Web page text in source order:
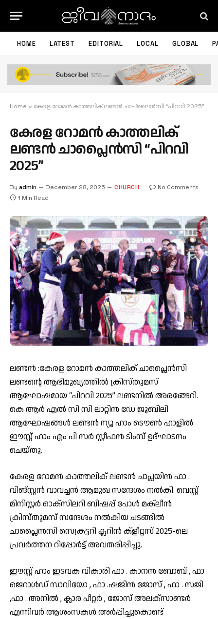
HOME LATEST EDITORIAL LOCAL GLOBAL
Home » കേരള റോമൻ കാത്തലിക് ലണ്ടൻ ചാപ്ലൈൻസി “പിറവി 2025”
കേരള റോമൻ കാത്തലിക്
ലണ്ടൻ ചാപ്ലൈൻസി “പിറവി
2025”
By admin December 28, 2025 CHURCH
No Comments
1 Min Read
ലണ്ടൻ :കേരള റോമൻ കാത്തലിക് ചാപ്ലൈൻസി
ലണ്ടന്റെ ആഭിമുഖ്യത്തിൽ ക്രിസ്തുമസ്
ആഘോഷമായ “പിറവി 2025” ലണ്ടനിൽ അരങ്ങേറി.
കെ ആർ എൽ സി സി ലാറ്റിൻ ഡേ ജൂബിലി
ആഘോഷങ്ങൾ ലണ്ടൻ ന്യൂ ഹാം ടൌൺ ഹാളിൽ
ഈസ്റ്റ് ഹാം എം പി സർ സ്റ്റീഫൻ ടിംസ് ഉദ്‌ഘാടനം
ചെയ്തു.
കേരള റോമൻ കാത്തലിക് ലണ്ടൻ ചാപ്ലയിൻ ഫാ .
വിങ്സ്റ്റൻ വാവച്ചൻ ആമുഖ സന്ദേശം നൽകി. വെസ്റ്റ്
മിനിസ്റ്റർ ഓക്സിലറി ബിഷപ്പ് പോൾ മക്‌ലീൻ
ക്രിസ്തുമസ് സന്ദേശം നൽകിയ ചടങ്ങിൽ
ചാപ്ലൈൻസി സെക്രട്ടറി ക്ലറിൻ ക്‌ളീറ്റസ് 2025-ലെ
പ്രവർത്തന റിപ്പോർട്ട് അവതരിപ്പിച്ചു.
ഈസ്റ്റ് ഹാം ഇടവക വികാരി ഫാ . കാനൻ ബോബ് , ഫാ .
ജെറാൾഡ് സാവിയോ , ഫാ .ഷജിൻ ജോസ് , ഫാ . സജി
,ഫാ . അനിൽ , ക്ലാര പീറ്റർ , ജോസ് അലക്സാണ്ടർ
എന്നിവർ ആശംസകൾ അർപ്പിച്ചുകൊണ്ട്